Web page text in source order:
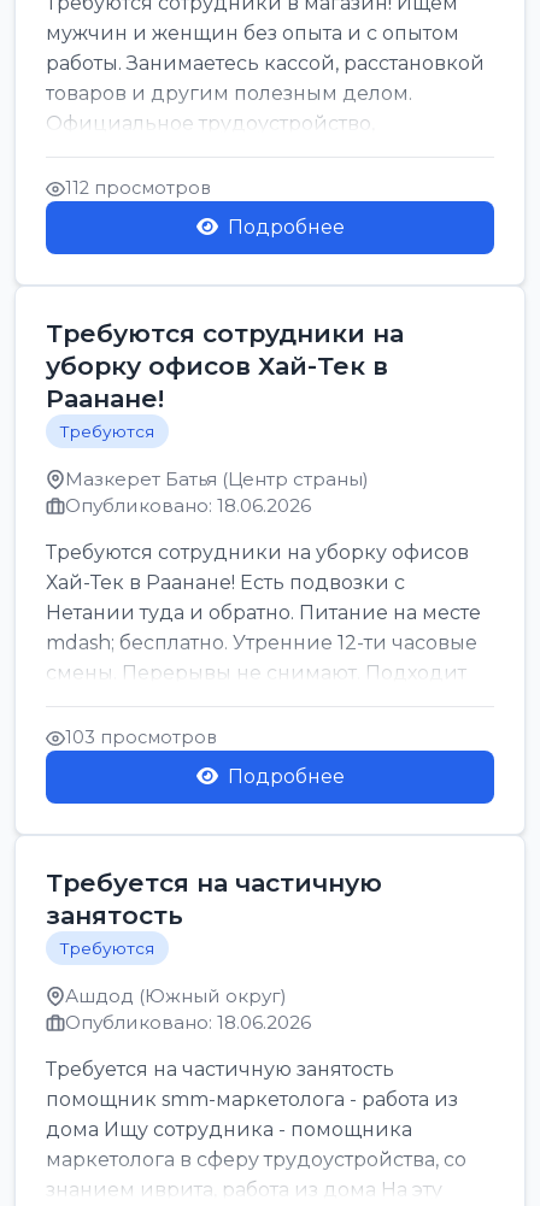
мужчин и женщин без опыта и с опытом
работы. Занимаетесь кассой, расстановкой
товаров и другим полезным делом.
Официальное трудоустройство,
стабильная зарплата от ...
112 просмотров
Подробнее
Требуются сотрудники на
уборку офисов Хай-Тек в
Раанане!
Требуются
Мазкерет Батья (Центр страны)
Опубликовано: 18.06.2026
Требуются сотрудники на уборку офисов
Хай-Тек в Раанане! Есть подвозки с
Нетании туда и обратно. Питание на месте
mdash; бесплатно. Утренние 12-ти часовые
смены. Перерывы не снимают. Подходит
для всех...
103 просмотров
Подробнее
Требуется на частичную
занятость
Требуются
Ашдод (Южный округ)
Опубликовано: 18.06.2026
Требуется на частичную занятость
помощник smm-маркетолога - работа из
дома Ищу сотрудника - помощника
маркетолога в сферу трудоустройства, со
знанием иврита, работа из дома На эту